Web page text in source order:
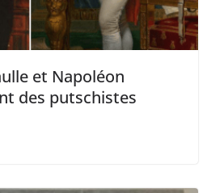
et Napoléon
des putschistes